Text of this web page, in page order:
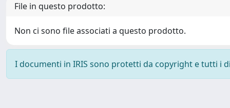
File in questo prodotto:
Non ci sono file associati a questo prodotto.
I documenti in IRIS sono protetti da copyright e tutti i